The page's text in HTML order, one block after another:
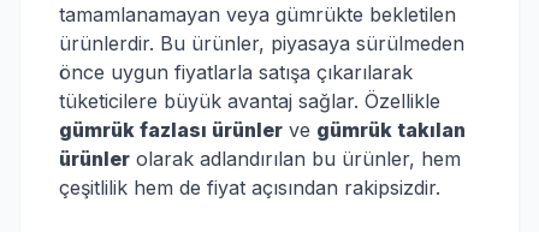
tamamlanamayan veya gümrükte bekletilen
ürünlerdir. Bu ürünler, piyasaya sürülmeden
önce uygun fiyatlarla satışa çıkarılarak
tüketicilere büyük avantaj sağlar. Özellikle
gümrük fazlası ürünler ve gümrük takılan
ürünler olarak adlandırılan bu ürünler, hem
çeşitlilik hem de fiyat açısından rakipsizdir.